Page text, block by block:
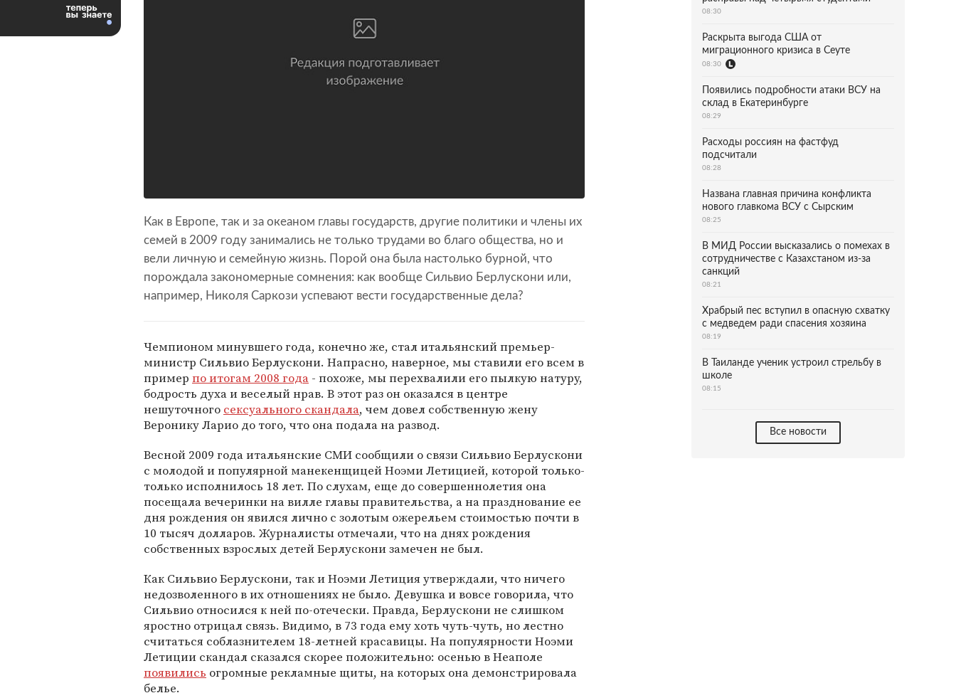
Как в Европе, так и за океаном главы государств, другие политики и члены их
семей в 2009 году занимались не только трудами во благо общества, но и
вели личную и семейную жизнь. Порой она была настолько бурной, что
порождала закономерные сомнения: как вообще Сильвио Берлускони или,
например, Николя Саркози успевают вести государственные дела?
Чемпионом минувшего года, конечно же, стал итальянский премьер-
министр Сильвио Берлускони. Напрасно, наверное, мы ставили его всем в
пример по итогам 2008 года - похоже, мы перехвалили его пылкую натуру,
бодрость духа и веселый нрав. В этот раз он оказался в центре
нешуточного сексуального скандала, чем довел собственную жену
Веронику Ларио до того, что она подала на развод.
Весной 2009 года итальянские СМИ сообщили о связи Сильвио Берлускони
с молодой и популярной манекенщицей Ноэми Летицией, которой только-
только исполнилось 18 лет. По слухам, еще до совершеннолетия она
посещала вечеринки на вилле главы правительства, а на празднование ее
дня рождения он явился лично с золотым ожерельем стоимостью почти в
10 тысяч долларов. Журналисты отмечали, что на днях рождения
собственных взрослых детей Берлускони замечен не был.
Как Сильвио Берлускони, так и Ноэми Летиция утверждали, что ничего
недозволенного в их отношениях не было. Девушка и вовсе говорила, что
Сильвио относился к ней по-отечески. Правда, Берлускони не слишком
яростно отрицал связь. Видимо, в 73 года ему хоть чуть-чуть, но лестно
считаться соблазнителем 18-летней красавицы. На популярности Ноэми
Летиции скандал сказался скорее положительно: осенью в Неаполе
появились огромные рекламные щиты, на которых она демонстрировала
белье.
08:30
Раскрыта выгода США от
миграционного кризиса в Сеуте
08:30
Появились подробности атаки ВСУ на
склад в Екатеринбурге
08:29
Расходы россиян на фастфуд
подсчитали
08:28
Названа главная причина конфликта
нового главкома ВСУ с Сырским
08:25
В МИД России высказались о помехах в
сотрудничестве с Казахстаном из-за
санкций
08:21
Храбрый пес вступил в опасную схватку
с медведем ради спасения хозяина
08:19
В Таиланде ученик устроил стрельбу в
школе
08:15
Все новости